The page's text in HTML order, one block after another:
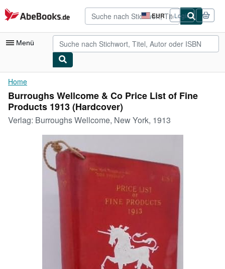
Zum Hauptinhalt
AbeBooks.de EUR
Seite
der
Einkaufseinstellungen.
Login
Menü
Nutzerkonto
Meine Bestellungen
Detailsuche
Sammlungen
Antiquarische Bücher
Kunst & Sammlerstücke
SCHLIESSEN
Home
Burroughs Wellcome & Co Price List of Fine
Products 1913 (Hardcover)
Verlag: Burroughs Wellcome, New York, 1913